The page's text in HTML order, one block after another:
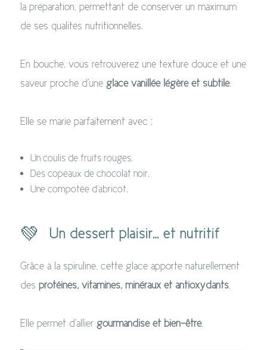
la préparation, permettant de conserver un maximum
de ses qualités nutritionnelles.
En bouche, vous retrouverez une texture douce et une
saveur proche d'une glace vanillée légère et subtile.
Elle se marie parfaitement avec :
Un coulis de fruits rouges.
Des copeaux de chocolat noir.
Une compotée d'abricot.
💚 Un dessert plaisir… et nutritif
Grâce à la spiruline, cette glace apporte naturellement
des protéines, vitamines, minéraux et antioxydants.
Elle permet d'allier gourmandise et bien-être.